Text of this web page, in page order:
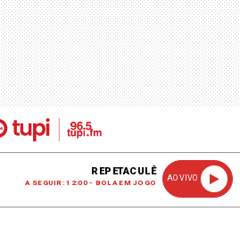
REPETACULÊ
A SEGUIR: 12:00 - BOLA EM JOGO
AO VIVO